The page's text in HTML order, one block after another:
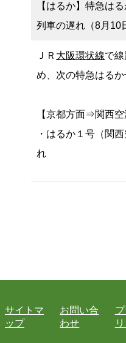
【はるか】特急
列車の遅れ（8月10
ＪＲ 大阪環状線で
め、次の特急はるか
【京都方面⇒関西空
・はるか１号（関
れ
サイトマ
ップ
お問い合
わせ